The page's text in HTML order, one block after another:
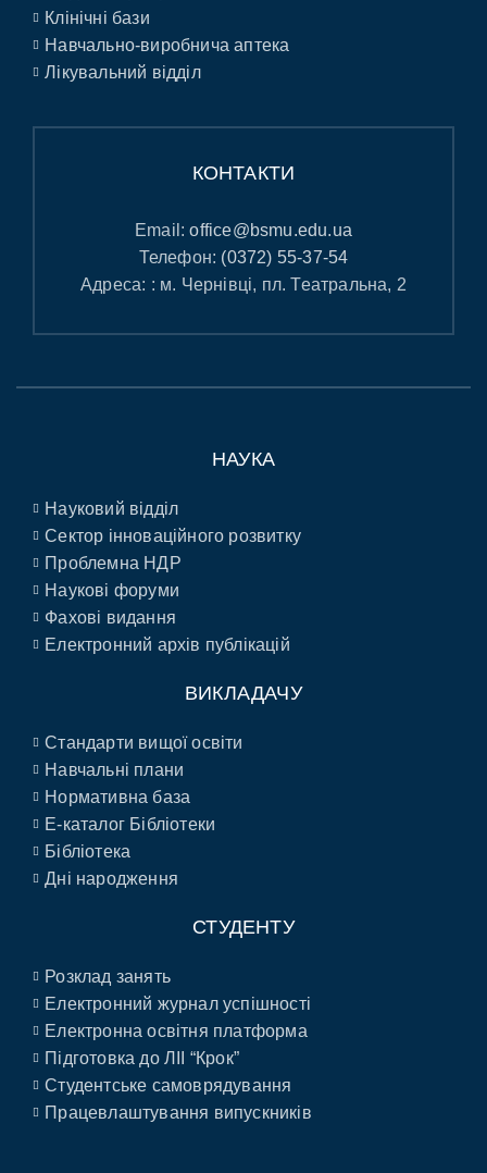
Клінічні бази
Навчально-виробнича аптека
Лікувальний відділ
КОНТАКТИ
Email:office@bsmu.edu.ua
Телефон: (0372) 55-37-54
Адреса: : м. Чернівці, пл. Театральна, 2
НАУКА
Науковий відділ
Сектор інноваційного розвитку
Проблемна НДР
Наукові форуми
Фахові видання
Електронний архів публікацій
ВИКЛАДАЧУ
Стандарти вищої освіти
Навчальні плани
Нормативна база
E-каталог Бібліотеки
Бібліотека
Дні народження
СТУДЕНТУ
Розклад занять
Електронний журнал успішності
Електронна освітня платформа
Підготовка до ЛІІ “Крок”
Студентське самоврядування
Працевлаштування випускників